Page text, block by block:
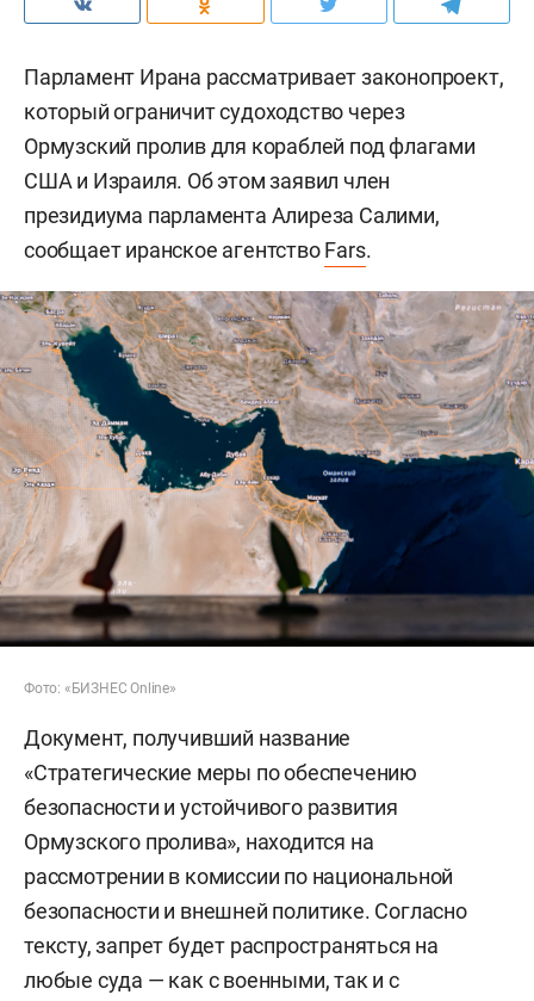
Парламент Ирана рассматривает законопроект,
который ограничит судоходство через
Ормузский пролив для кораблей под флагами
США и Израиля. Об этом заявил член
президиума парламента Алиреза Салими,
сообщает иранское агентствоFars.
Фото: «БИЗНЕС Online»
Документ, получивший название
«Стратегические меры по обеспечению
безопасности и устойчивого развития
Ормузского пролива», находится на
рассмотрении в комиссии по национальной
безопасности и внешней политике. Согласно
тексту, запрет будет распространяться на
любые суда — как с военными, так и с